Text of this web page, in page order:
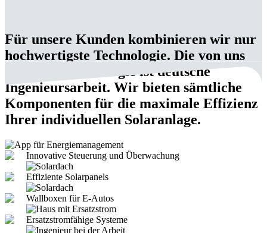
Für unsere Kunden kombinieren wir nur
hochwertigste Technologie. Die von uns
verbaute Technologie ist deutsche
Ingenieursarbeit. Wir bieten sämtliche
Komponenten für die maximale Effizienz
Ihrer individuellen Solaranlage.
Innovative Steuerung und Überwachung
Effiziente Solarpanels
Wallboxen für E-Autos
Ersatzstromfähige Systeme